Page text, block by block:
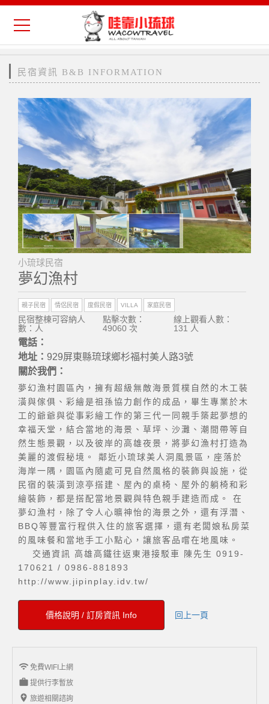
民宿資訊 B&B INFORMATION
小琉球民宿
夢幻漁村
親子民宿 情侶民宿 度假民宿 VILLA 家庭民宿
民宿整棟可容納人
數：人
點擊次數：
49060 次
線上觀看人數：
131 人
電話：
地址： 929屏東縣琉球鄉杉福村美人路3號
關於我們：
夢幻漁村園區內，擁有超級無敵海景質樸自然的木工裝
潢與傢俱、彩繪是祖孫協力創作的成品，畢生專業於木
工的爺爺與從事彩繪工作的第三代一同親手築起夢想的
幸福天堂，結合當地的海景、草坪、沙灘、潮間帶等自
然生態景觀，以及彼岸的高雄夜景，將夢幻漁村打造為
美麗的渡假秘境。 鄰近小琉球美人洞風景區，座落於
海岸一隅，園區內隨處可見自然風格的裝飾與設施，從
民宿的裝潢到涼亭搭建、屋內的桌椅、屋外的躺椅和彩
繪裝飾，都是搭配當地景觀與特色親手建造而成。 在
夢幻漁村，除了令人心曠神怡的海景之外，還有浮潛、
BBQ等豐富行程供入住的旅客選擇，還有老闆娘私房菜
的風味餐和當地手工小點心，讓旅客品嚐在地風味。
交通資訊 高雄高鐵往返東港接駁車 陳先生 0919-
170621 / 0986-881893
http://www.jipinplay.idv.tw/
價格說明 / 訂房資訊 Info 回上一頁
wifi 免費WIFI上網
work 提供行李暫放
add_location 旅遊相關諮詢